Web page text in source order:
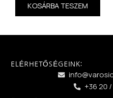
KOSÁRBA TESZEM
ELÉRHETŐSÉGEINK:
+36 20